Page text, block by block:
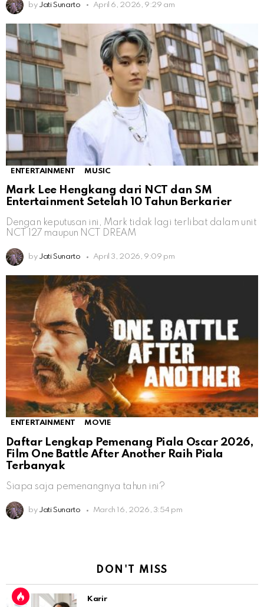
by Jati Sunarto April 6, 2026, 9:29 am
ENTERTAINMENT MUSIC
Mark Lee Hengkang dari NCT dan SM
Entertainment Setelah 10 Tahun Berkarier
Dengan keputusan ini, Mark tidak lagi terlibat dalam unit
NCT 127 maupun NCT DREAM
by Jati Sunarto April 3, 2026, 9:09 pm
ENTERTAINMENT MOVIE
Daftar Lengkap Pemenang Piala Oscar 2026,
Film One Battle After Another Raih Piala
Terbanyak
Siapa saja pemenangnya tahun ini?
by Jati Sunarto March 16, 2026, 3:54 pm
DON'T MISS
Karir